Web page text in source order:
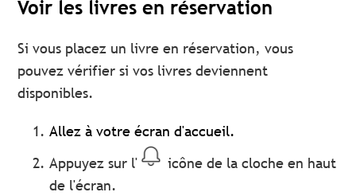
Voir les livres en réservation
Si vous placez un livre en réservation, vous
pouvez vérifier si vos livres deviennent
disponibles.
Allez à votre écran d'accueil.
Appuyez sur l'
icône de la cloche en haut
de l'écran.